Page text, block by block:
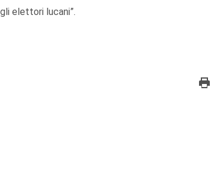
elettori lucani”.